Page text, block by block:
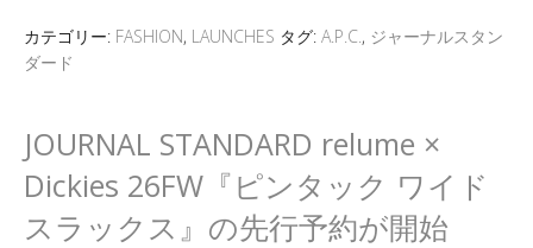
カテゴリー: FASHION, LAUNCHES タグ: A.P.C., ジャーナルスタン
ダード
JOURNAL STANDARD relume ×
Dickies 26FW『ピンタック ワイド
スラックス』の先行予約が開始